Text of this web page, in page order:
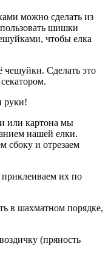
можно сделать из
шишки
чтобы елка
чешуйки. Сделать это
руки!
или картона мы
нашей елки.
сбоку и отрезаем
их по
в шахматном порядке,
(пряность